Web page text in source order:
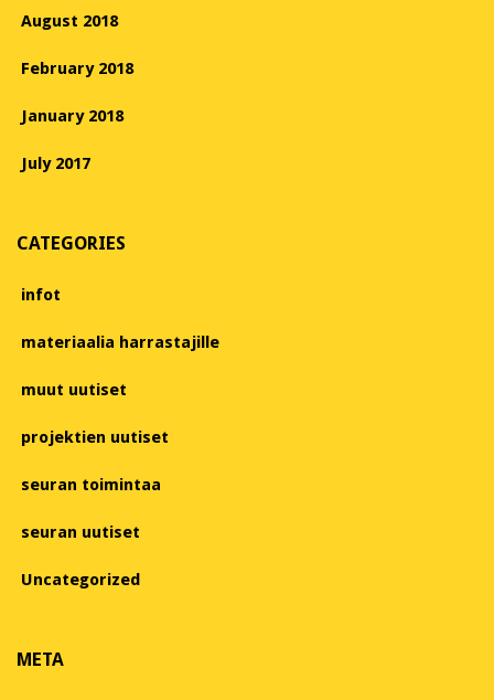
August 2018
February 2018
January 2018
July 2017
CATEGORIES
infot
materiaalia harrastajille
muut uutiset
projektien uutiset
seuran toimintaa
seuran uutiset
Uncategorized
META